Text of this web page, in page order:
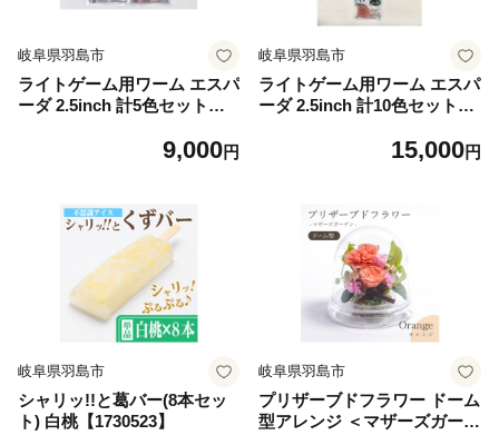
岐阜県羽島市
ライトゲーム用ワーム エスパ
ーダ 2.5inch 計5色セット【1
9,000円
岐阜県羽島市
ライトゲーム用ワーム エスパ
ーダ 2.5inch 計10色セット
15,000円
岐阜県羽島市
シャリッ!!と葛バー(8本セッ
ト) 白桃【1730523】
岐阜県羽島市
プリザーブドフラワー ドーム
型アレンジ ＜マザーズガーデ